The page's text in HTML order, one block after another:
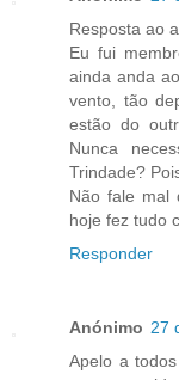
Resposta ao
Eu fui
ainda anda
vento, tão
estão do
Nunca
Trindade?
Não fale mal
hoje fez tudo
Responder
Anónimo 27
Apelo a